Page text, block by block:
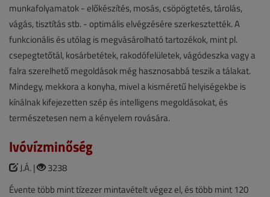
munkafolyamatok - előkészítés, mosás, csöpögtetés, tárolás,
vágás, tisztítás stb. - optimális elvégzésére szerkesztették. A
funkcionális és utólag is megvásárolható tartozékok, mint pl.
csepegtetőtál, kosárbetétek, rakodófelületek, vágódeszka vagy a
falra szerelhető megoldások még hasznosabbá teszik a tálakat.
Mindegy, mekkora a konyha, mivel a kisméretű helyiségekbe is
kínálnak kifejezetten szép és intelligens megoldásokat, és
természetesen nem a kényelem rovására.
Ivóvízminőség
J.Á. |
3238
Évente több mint tízezer mintavételt végez el, és több mint 120